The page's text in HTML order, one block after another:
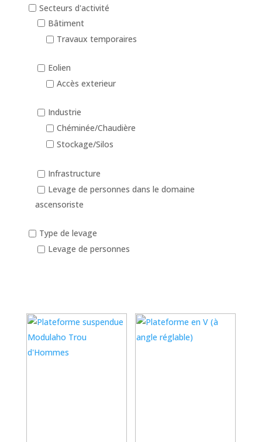
Secteurs d'activité
Bâtiment
Travaux temporaires
Eolien
Accès exterieur
Industrie
Chéminée/Chaudière
Stockage/Silos
Infrastructure
Levage de personnes dans le domaine
ascensoriste
Type de levage
Levage de personnes